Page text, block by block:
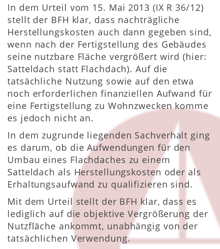
In dem Urteil vom 15. Mai 2013 (IX R 36/12)
stellt der BFH klar, dass nachträgliche
Herstellungskosten auch dann gegeben sind,
wenn nach der Fertigstellung des Gebäudes
seine nutzbare Fläche vergrößert wird (hier:
Satteldach statt Flachdach). Auf die
tatsächliche Nutzung sowie auf den etwa
noch erforderlichen finanziellen Aufwand für
eine Fertigstellung zu Wohnzwecken komme
es jedoch nicht an.
In dem zugrunde liegenden Sachverhalt ging
es darum, ob die Aufwendungen für den
Umbau eines Flachdaches zu einem
Satteldach als Herstellungskosten oder als
Erhaltungsaufwand zu qualifizieren sind.
Mit dem Urteil stellt der BFH klar, dass es
lediglich auf die objektive Vergrößerung der
Nutzfläche ankommt, unabhängig von der
tatsächlichen Verwendung.